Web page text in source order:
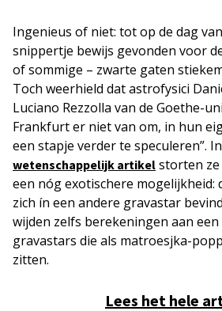
Ingenieus of niet: tot op de dag
snippertje bewijs gevonden voor
of sommige – zwarte gaten
Toch weerhield dat astrofysici
Luciano Rezzolla van de Goethe-
Frankfurt er niet van om, in hun
een stapje verder te speculeren”. In
wetenschappelijk artikel storten ze
een nóg exotischere mogelijkheid:
zich ín een andere gravastar
wijden zelfs berekeningen aan
gravastars die als matroesjka-
zitten.
Lees het hele